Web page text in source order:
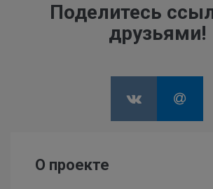
Поделитесь
друзьями!
О проекте